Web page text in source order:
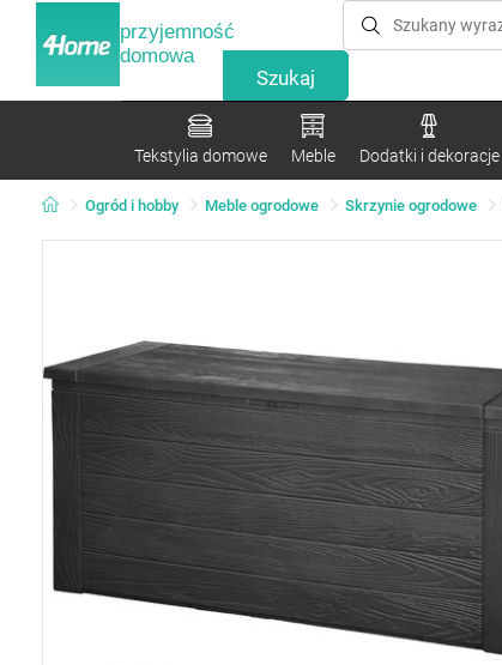
przyjemność
domowa
Tekstylia domowe Meble Dodatki i dekoracje
Ogród i hobby Meble ogrodowe Skrzynie ogrodowe